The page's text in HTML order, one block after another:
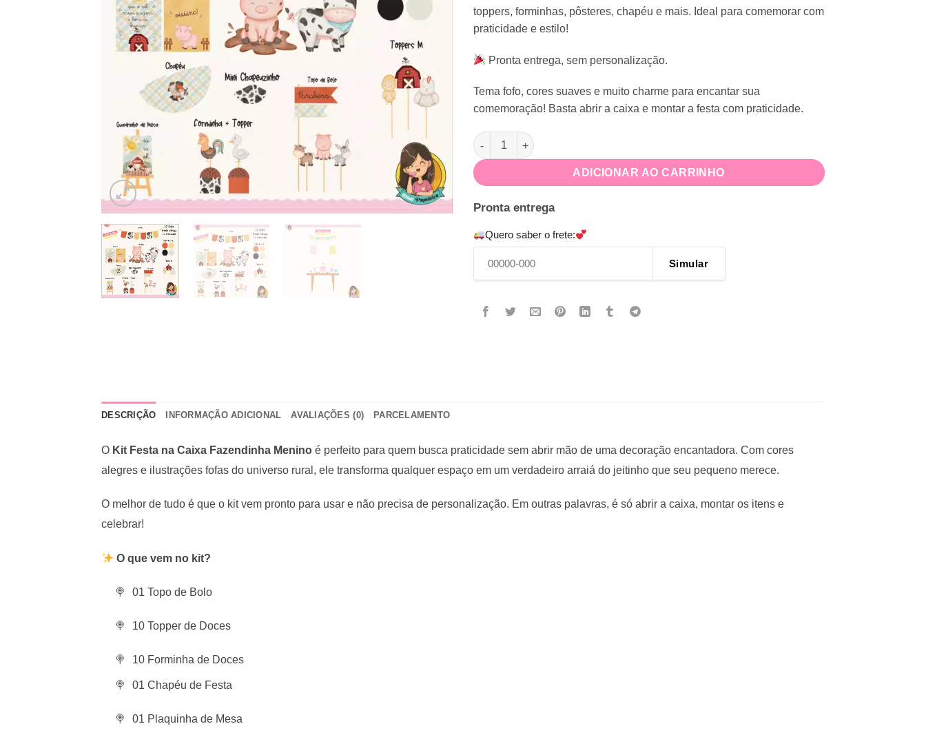
toppers, forminhas, pôsteres, chapéu e mais. Ideal para comemorar com
praticidade e estilo!
Pronta entrega, sem personalização.
Tema fofo, cores suaves e muito charme para encantar sua
comemoração! Basta abrir a caixa e montar a festa com praticidade.
Kit Festa na Caixa Fazendinha Menino quantidade
ADICIONAR AO CARRINHO
Pronta entrega
Quero saber o frete:
Simular
DESCRIÇÃO INFORMAÇÃO ADICIONAL AVALIAÇÕES (0) PARCELAMENTO
O Kit Festa na Caixa Fazendinha Menino é perfeito para quem busca praticidade sem abrir mão de uma decoração encantadora. Com cores
alegres e ilustrações fofas do universo rural, ele transforma qualquer espaço em um verdadeiro arraiá do jeitinho que seu pequeno merece.
O melhor de tudo é que o kit vem pronto para usar e não precisa de personalização. Em outras palavras, é só abrir a caixa, montar os itens e
celebrar!
O que vem no kit?
01 Topo de Bolo
10 Topper de Doces
10 Forminha de Doces
01 Chapéu de Festa
01 Plaquinha de Mesa